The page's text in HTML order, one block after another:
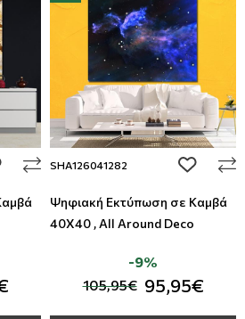
to wishlistSHA126041282 add to
Ψηφιακή Εκτύπωση σε Καμβά
40Χ40 , All Around Deco
105,95€ 95,95€
-9%